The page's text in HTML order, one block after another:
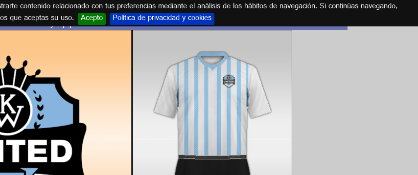
contenido relacionado con tus preferencias mediante el análisis de los hábitos de navegación. Si continúas navegando,
que aceptas su uso. Acepto Política de privacidad y cookies
Escudo y equipación K-W UNITED F.C.